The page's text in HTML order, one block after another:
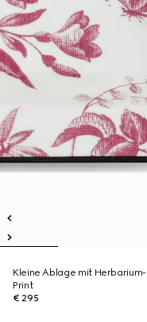
Kleine Ablage mit Herbarium-
Print
€ 295